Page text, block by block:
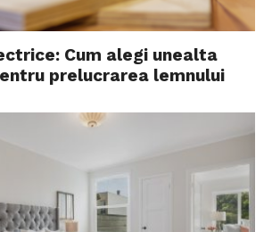
Cum alegi unealta
prelucrarea lemnului